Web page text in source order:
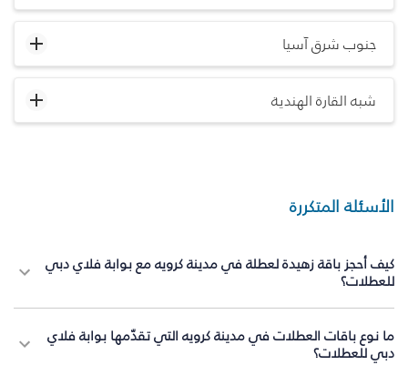
جنوب شرق آسيا
شبه القارة الهندية
الأسئلة المتكررة
كيف أحجز باقة زهيدة لعطلة في مدينة كرويه مع بوابة فلاي دبي
للعطلات؟
ما نوع باقات العطلات في مدينة كرويه التي تقدّمها بوابة فلاي
دبي للعطلات؟